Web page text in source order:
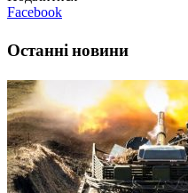
Facebook
Останні новини